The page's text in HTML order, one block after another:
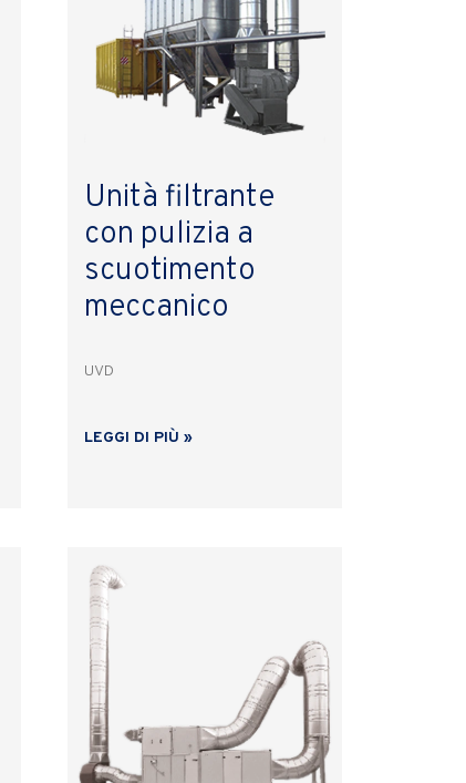
Unità filtrante
con pulizia a
scuotimento
meccanico
UVD
LEGGI DI PIÙ »